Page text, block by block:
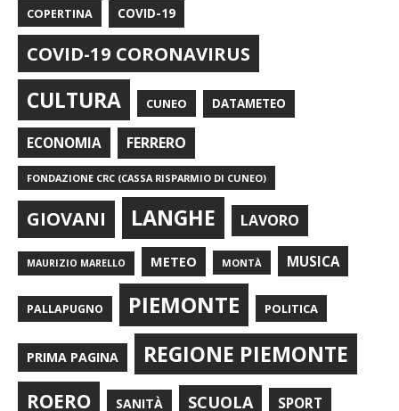
COPERTINA COVID-19
COVID-19 CORONAVIRUS
CULTURA CUNEO DATAMETEO
ECONOMIA FERRERO
FONDAZIONE CRC (CASSA RISPARMIO DI CUNEO)
GIOVANI LANGHE LAVORO
MAURIZIO MARELLO METEO MONTÀ MUSICA
PALLAPUGNO PIEMONTE POLITICA
PRIMA PAGINA REGIONE PIEMONTE
ROERO SANITÀ SCUOLA SPORT